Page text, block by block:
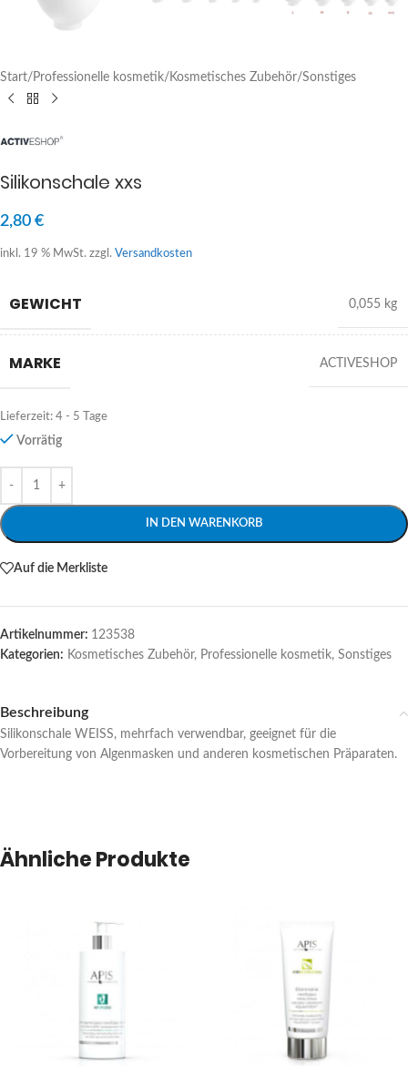
Start/ Professionelle kosmetik/ Kosmetisches Zubehör/Sonstiges
Silikonschale xxs
2,80 €
inkl. 19 % MwSt. zzgl. Versandkosten
GEWICHT 0,055 kg
MARKE ACTIVESHOP
Lieferzeit: 4 - 5 Tage
Vorrätig
IN DEN WARENKORB
Alternative:
Auf die Merkliste
Artikelnummer: 123538
Kategorien: Kosmetisches Zubehör, Professionelle kosmetik, Sonstiges
Beschreibung
Silikonschale WEISS, mehrfach verwendbar, geeignet für die
Vorbereitung von Algenmasken und anderen kosmetischen Präparaten.
Ähnliche Produkte